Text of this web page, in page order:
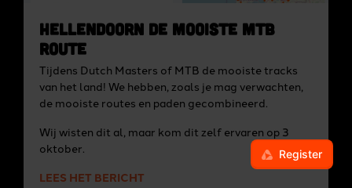
Hellendoorn de mooiste MTB
Route
Tijdens Dutch Masters of MTB de mooiste tracks
van het land! We hebben, zoals je mag verwachten,
de mooiste routes en paden gecombineerd.
Wij wisten dit al, maar kom dit zelf ervaren op 3
oktober.
LEES HET BERICHT